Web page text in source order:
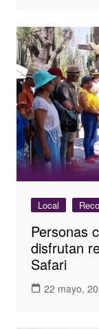
Local
Personas
disfrutan
Safari
22 mayo,